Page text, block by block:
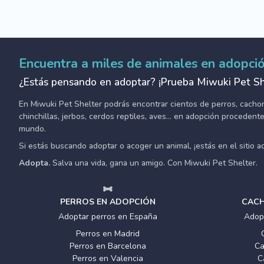
Encuentra a miles de animales en
¿Estás pensando en adoptar? ¡Prueba Miwuki Pet
En Miwuki Pet Shelter podrás encontrar cientos de perros,
chinchillas, jerbos, cerdos reptiles, aves... en adopción
mundo.
Si estás buscando adoptar o acoger un animal, ¡estás en el sitio
Adopta. Salva una vida, gana un amigo. Con Miwuki Pet Shelter.
PERROS EN ADOPCIÓN
Adoptar perros en España
Perros en Madrid
Perros en Barcelona
Perros en Valencia